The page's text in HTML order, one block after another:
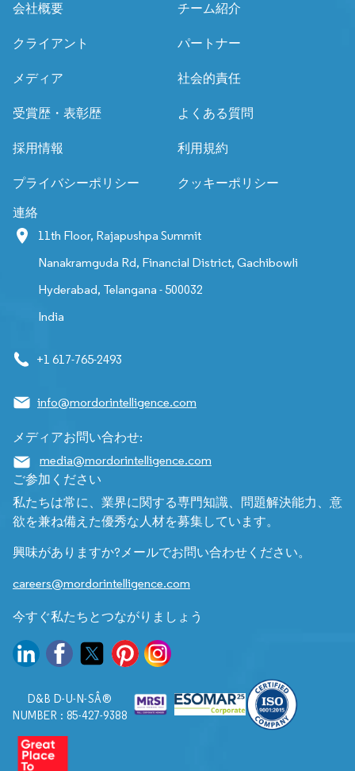
会社概要
チーム紹介
クライアント パートナー
メディア 社会的責任
受賞歴・表彰歴 よくある質問
採用情報 利用規約
プライバシーポリシー クッキーポリシー
連絡
11th Floor, Rajapushpa Summit
Nanakramguda Rd, Financial District, Gachibowli
Hyderabad, Telangana - 500032
India
+1 617-765-2493
info@mordorintelligence.com
メディアお問い合わせ:
media@mordorintelligence.com
ご参加ください
私たちは常に、業界に関する専門知識、問題解決能力、意
欲を兼ね備えた優秀な人材を募集しています。
興味がありますか?メールでお問い合わせください。
careers@mordorintelligence.com
今すぐ私たちとつながりましょう
D&B D-U-N-SÂ®
NUMBER : 85-427-9388